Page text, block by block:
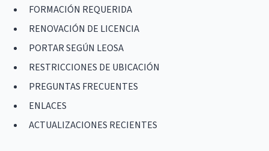
FORMACIÓN REQUERIDA
RENOVACIÓN DE LICENCIA
PORTAR SEGÚN LEOSA
RESTRICCIONES DE UBICACIÓN
PREGUNTAS FRECUENTES
ENLACES
ACTUALIZACIONES RECIENTES